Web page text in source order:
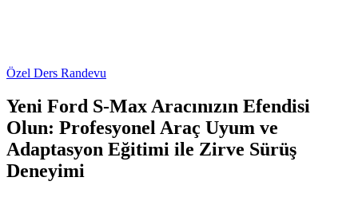
Özel Ders Randevu
Yeni Ford S-Max Aracınızın Efendisi
Olun: Profesyonel Araç Uyum ve
Adaptasyon Eğitimi ile Zirve Sürüş
Deneyimi